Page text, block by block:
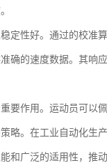
定性好。通过的校准
确的速度数据。其响
要作用。运动员可以
略。在工业自动化生
和广泛的适用性，推